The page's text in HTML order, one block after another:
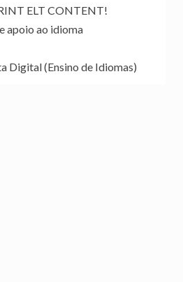
ELT CONTENT!
apoio ao idioma
Digital (Ensino de Idiomas)